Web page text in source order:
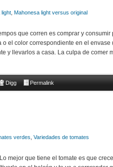
light Mahonesa light versus original
que corren es comprar y consumir
el color correspondiente en el envase
y llevarlos a casa. La culpa de comer
Digg Permalink
verdes Variedades de tomates
mejor que tiene el tomate es que